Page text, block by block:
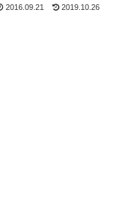
2016.09.21 2019.10.26